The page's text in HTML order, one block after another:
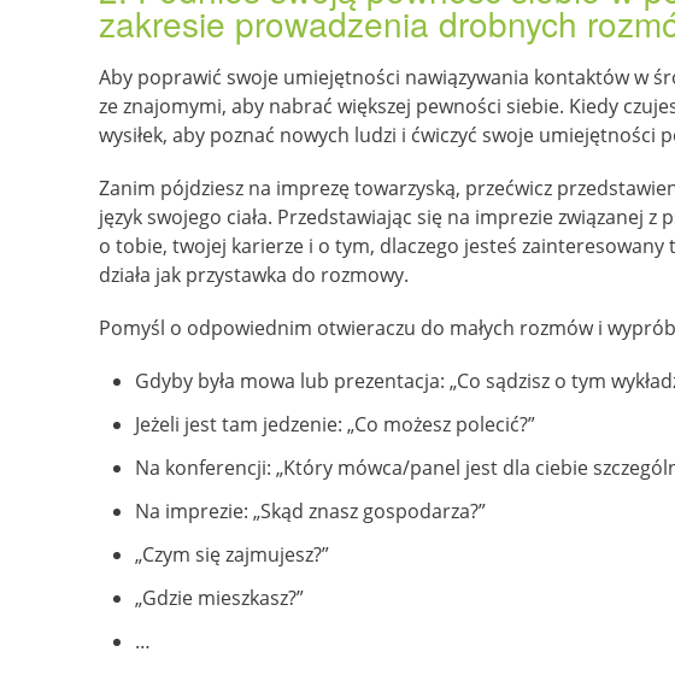
zakresie prowadzenia drobnych
Aby poprawić swoje umiejętności nawiązywania kontaktów w
ze znajomymi, aby nabrać większej pewności siebie. Kiedy
wysiłek, aby poznać nowych ludzi i ćwiczyć swoje umiejętności
Zanim pójdziesz na imprezę towarzyską, przećwicz
język swojego ciała. Przedstawiając się na imprezie związanej
o tobie, twojej karierze i o tym, dlaczego jesteś
działa jak przystawka do rozmowy.
Pomyśl o odpowiednim otwieraczu do małych rozmów i
Gdyby była mowa lub prezentacja: „Co sądzisz o tym
Jeżeli jest tam jedzenie: „Co możesz polecić?”
Na konferencji: „Który mówca/panel jest dla ciebie
Na imprezie: „Skąd znasz gospodarza?”
„Czym się zajmujesz?”
„Gdzie mieszkasz?”
…